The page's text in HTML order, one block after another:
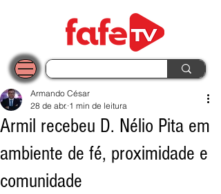
Armil recebeu D. Nélio Pita em
ambiente de fé, proximidade e
comunidade
Armando César
28 de abr. 1 min de leitura